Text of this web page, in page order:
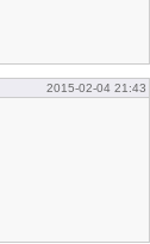
2015-02-04 21:43